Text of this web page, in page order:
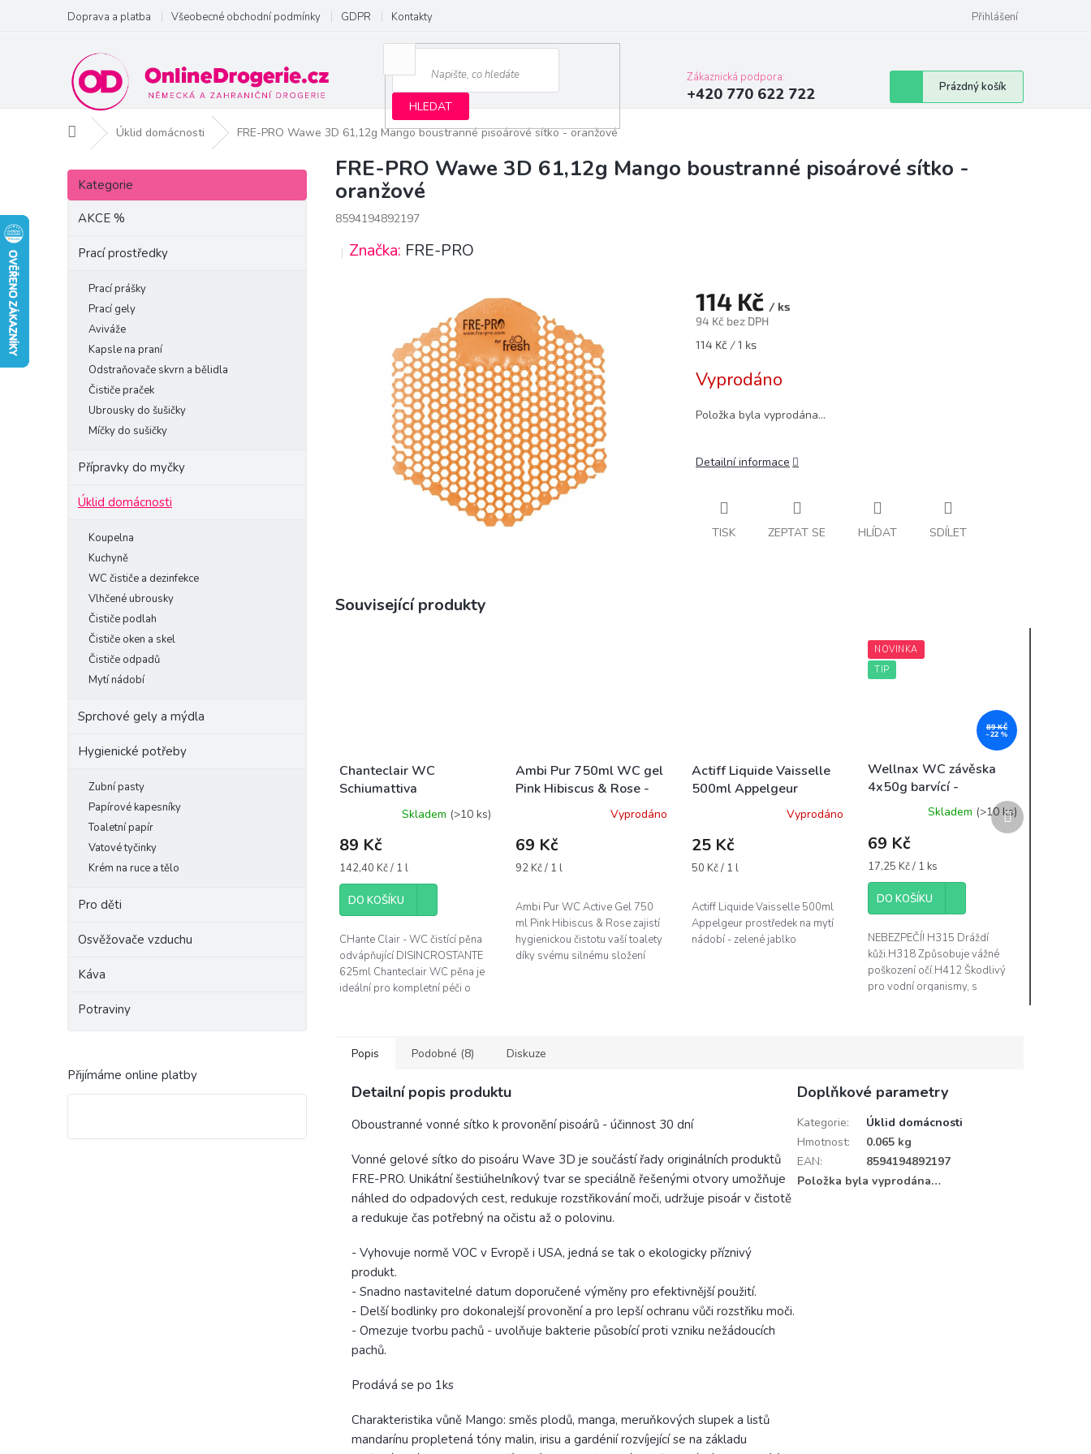
obsah
Doprava a platba Všeobecné obchodní podmínky GDPR Kontakty Přihlášení
HLEDAT
Zákaznická podpora:
+420 770 622 722
Nákupní
košík
Prázdný košík
Domů Úklid domácnosti FRE-PRO Wawe 3D 61,12g Mango boustranné pisoárové sítko - oranžové
P
s
Přeskočit
kategorie
Kategorie
AKCE %
Prací prostředky
Prací prášky
Prací gely
Aviváže
Kapsle na praní
Odstraňovače skvrn a bělidla
Čističe praček
Ubrousky do šušičky
Míčky do sušičky
Přípravky do myčky
Úklid domácnosti
Koupelna
Kuchyně
WC čističe a dezinfekce
Vlhčené ubrousky
Čističe podlah
Čističe oken a skel
Čističe odpadů
Mytí nádobí
Sprchové gely a mýdla
Hygienické potřeby
Zubní pasty
Papírové kapesníky
Toaletní papír
Vatové tyčinky
Krém na ruce a tělo
Pro děti
Osvěžovače vzduchu
Káva
Potraviny
Přijímáme online platby
FRE-PRO Wawe 3D 61,12g Mango boustranné pisoárové sítko -
oranžové
8594194892197
Značka: FRE-PRO
114 Kč / ks
94 Kč bez DPH
Měrná
114 Kč / 1 ks
Vyprodáno
Položka byla vyprodána…
Detailní informace
TISK ZEPTAT SE HLÍDAT SDÍLET
Související produkty
Chanteclair WC
Schiumattiva
Disincrostante 625ml -
Skladem (>10 ks)
89 Kč
Měrná
cena:
142,40 Kč / 1 l
DO KOŠÍKU
CHante Clair - WC čistící pěna
odvápňující DISINCROSTANTE
625ml Chanteclair WC pěna je
ideální pro kompletní péči o
Ambi Pur 750ml WC gel
Pink Hibiscus & Rose -
Vyprodáno
69 Kč
Měrná
92 Kč / 1 l
Ambi Pur WC Active Gel 750
ml Pink Hibiscus & Rose zajistí
hygienickou čistotu vaší toalety
díky svému silnému složení
Actiff Liquide Vaisselle
500ml Appelgeur
prostředek na mytí
nádobí - zelené jablko
Vyprodáno
25 Kč
Měrná
50 Kč / 1 l
Actiff Liquide Vaisselle 500ml
Appelgeur prostředek na mytí
nádobí - zelené jablko
NOVINKA
TIP
89 KČ
–22 %
Wellnax WC závěska
4x50g barvící -
EucaliptusSkladem (>10 ks)
69 Kč
Měrná
cena:
17,25 Kč / 1 ks
DO KOŠÍKU
NEBEZPEČÍ! H315 Dráždí
kůži.H318 Způsobuje vážné
poškození očí.H412 Škodlivý
pro vodní organismy, s
Další
produkt
Popis Podobné (8) Diskuze
Detailní popis produktu
Oboustranné vonné sítko k provonění pisoárů - účinnost 30 dní
Vonné gelové sítko do pisoáru Wave 3D je součástí řady originálních produktů
FRE-PRO. Unikátní šestiúhelníkový tvar se speciálně řešenými otvory umožňuje
náhled do odpadových cest, redukuje rozstřikování moči, udržuje pisoár v čistotě
a redukuje čas potřebný na očistu až o polovinu.
- Vyhovuje normě VOC v Evropě i USA, jedná se tak o ekologicky příznivý
produkt.
- Snadno nastavitelné datum doporučené výměny pro efektivnější použití.
- Delší bodlinky pro dokonalejší provonění a pro lepší ochranu vůči rozstřiku moči.
- Omezuje tvorbu pachů - uvolňuje bakterie působící proti vzniku nežádoucích
pachů.
Prodává se po 1ks
Charakteristika vůně Mango: směs plodů, manga, meruňkových slupek a listů
mandarínu propletená tóny malin, irisu a gardénií rozvíjející se na základu
Doplňkové parametry
Kategorie:
Úklid domácnosti
Hmotnost:
0.065 kg
EAN:
8594194892197
Položka byla vyprodána…